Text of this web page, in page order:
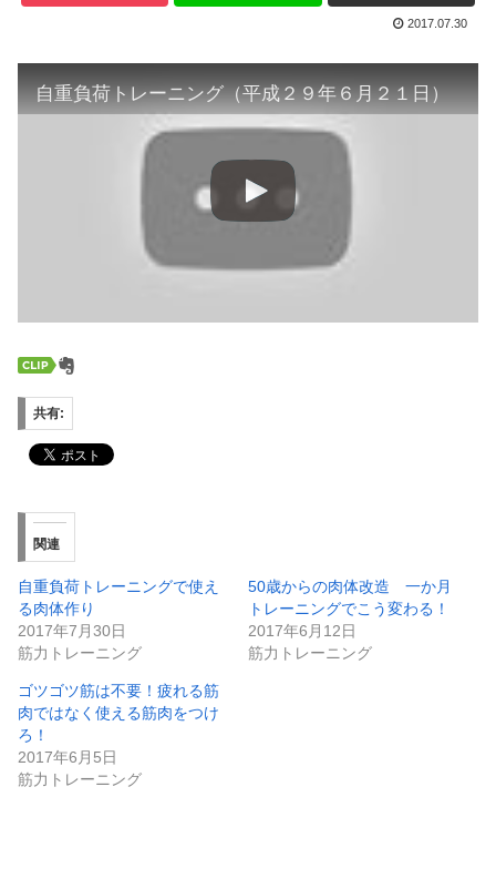
2017.07.30
自重負荷トレーニング（平成２９年６月２１日）
共有:
関連
自重負荷トレーニングで使え
る肉体作り
2017年7月30日
筋力トレーニング
50歳からの肉体改造 一か月
トレーニングでこう変わる！
2017年6月12日
筋力トレーニング
ゴツゴツ筋は不要！疲れる筋
肉ではなく使える筋肉をつけ
ろ！
2017年6月5日
筋力トレーニング